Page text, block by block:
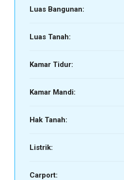
Luas Bangunan:
Luas Tanah:
Kamar Tidur:
Kamar Mandi:
Hak Tanah:
Listrik:
Carport: